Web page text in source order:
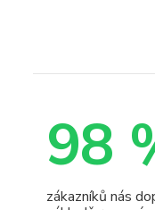
98
zákazníků nás